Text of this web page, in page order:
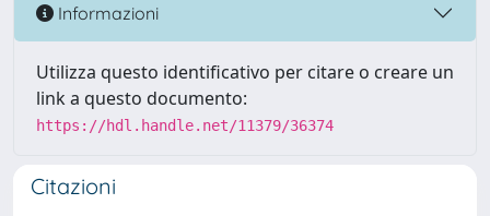
Informazioni
Utilizza questo identificativo per citare o creare un
link a questo documento:
https://hdl.handle.net/11379/36374
Citazioni